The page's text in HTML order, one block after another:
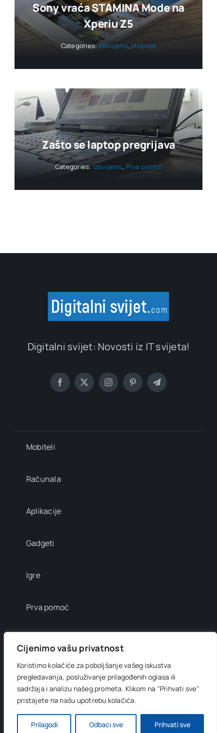
Cijenimo vašu privatnost
Koristimo kolačiće za poboljšanje vašeg iskustva
pregledavanja, posluživanje prilagođenih oglasa ili
sadržaja i analizu našeg prometa. Klikom na "Prihvati sve"
pristajete na našu upotrebu kolačića.
Prilagodi Odbaci sve Prihvati sve
Sony vraća STAMINA Mode na
Xperiu Z5
Categories:Izdvojeno, Mobiteli
Zašto se laptop pregrijava
Categories:Izdvojeno, Prva pomoć
Digitalni svijet: Novosti iz IT svijeta!
Mobiteli
Računala
Aplikacije
Gadgeti
Igre
Prva pomoć
Info brojevi
Developed byOnlinePress Ltd